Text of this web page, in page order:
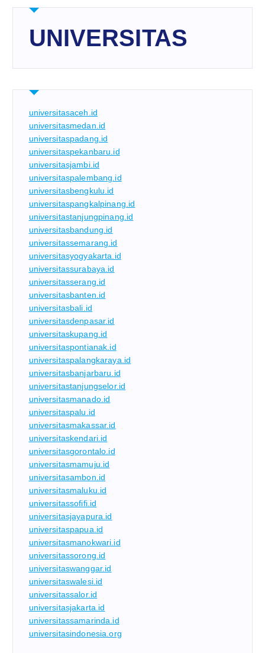
UNIVERSITAS
universitasaceh.id
universitasmedan.id
universitaspadang.id
universitaspekanbaru.id
universitasjambi.id
universitaspalembang.id
universitasbengkulu.id
universitaspangkalpinang.id
universitastanjungpinang.id
universitasbandung.id
universitassemarang.id
universitasyogyakarta.id
universitassurabaya.id
universitasserang.id
universitasbanten.id
universitasbali.id
universitasdenpasar.id
universitaskupang.id
universitaspontianak.id
universitaspalangkaraya.id
universitasbanjarbaru.id
universitastanjungselor.id
universitasmanado.id
universitaspalu.id
universitasmakassar.id
universitaskendari.id
universitasgorontalo.id
universitasmamuju.id
universitasambon.id
universitasmaluku.id
universitassofifi.id
universitasjayapura.id
universitaspapua.id
universitasmanokwari.id
universitassorong.id
universitaswanggar.id
universitaswalesi.id
universitassalor.id
universitasjakarta.id
universitassamarinda.id
universitasindonesia.org